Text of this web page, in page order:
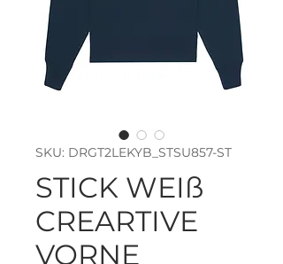
SKU: DRGT2LEKYB_STSU857-ST
STICK WEIß
CREARTIVE
VORNE